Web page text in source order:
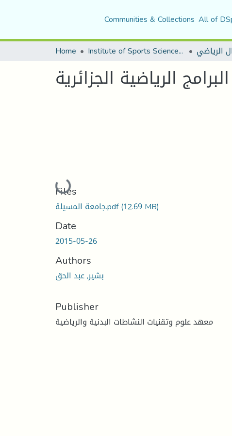
Communities & Collections All of
Home Institute of Sports Sciences and Techniques الرياضي
الرياضية الجزائرية
Loading...
Files
جامعة المسيلة.pdf(12.69 MB)
Date
2015-05-26
Authors
بشير, عبد الحق
Publisher
معهد علوم وتقنيات النشاطات البدنية والرياضية